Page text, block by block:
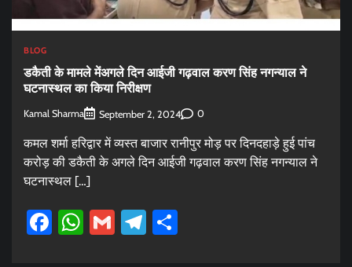
BLOG
डकैती के मामले मेंअगले दिन आईजी गढ़वाल करण सिंह नगन्याल ने
घटनास्थल का किया निरीक्षण
Kamal Sharma September 2, 2024 0
कमल शर्मा हरिद्वार में व्यस्त बाजार रानीपुर मोड़ पर दिनदहाड़े हुई पांच
करोड़ की डकैती के अगले दिन आईजी गढ़वाल करण सिंह नगन्याल ने
घटनास्थल […]
Facebook
WhatsApp
GmailTelegram